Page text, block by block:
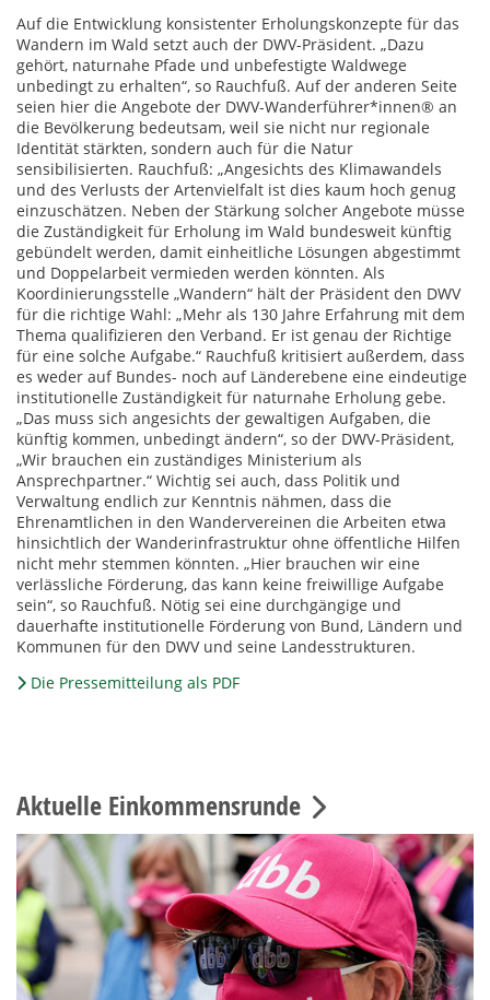
Auf die Entwicklung konsistenter Erholungskonzepte für das
Wandern im Wald setzt auch der DWV-Präsident. „Dazu
gehört, naturnahe Pfade und unbefestigte Waldwege
unbedingt zu erhalten“, so Rauchfuß. Auf der anderen Seite
seien hier die Angebote der DWV-Wanderführer*innen® an
die Bevölkerung bedeutsam, weil sie nicht nur regionale
Identität stärkten, sondern auch für die Natur
sensibilisierten. Rauchfuß: „Angesichts des Klimawandels
und des Verlusts der Artenvielfalt ist dies kaum hoch genug
einzuschätzen. Neben der Stärkung solcher Angebote müsse
die Zuständigkeit für Erholung im Wald bundesweit künftig
gebündelt werden, damit einheitliche Lösungen abgestimmt
und Doppelarbeit vermieden werden könnten. Als
Koordinierungsstelle „Wandern“ hält der Präsident den DWV
für die richtige Wahl: „Mehr als 130 Jahre Erfahrung mit dem
Thema qualifizieren den Verband. Er ist genau der Richtige
für eine solche Aufgabe.“ Rauchfuß kritisiert außerdem, dass
es weder auf Bundes- noch auf Länderebene eine eindeutige
institutionelle Zuständigkeit für naturnahe Erholung gebe.
„Das muss sich angesichts der gewaltigen Aufgaben, die
künftig kommen, unbedingt ändern“, so der DWV-Präsident,
„Wir brauchen ein zuständiges Ministerium als
Ansprechpartner.“ Wichtig sei auch, dass Politik und
Verwaltung endlich zur Kenntnis nähmen, dass die
Ehrenamtlichen in den Wandervereinen die Arbeiten etwa
hinsichtlich der Wanderinfrastruktur ohne öffentliche Hilfen
nicht mehr stemmen könnten. „Hier brauchen wir eine
verlässliche Förderung, das kann keine freiwillige Aufgabe
sein“, so Rauchfuß. Nötig sei eine durchgängige und
dauerhafte institutionelle Förderung von Bund, Ländern und
Kommunen für den DWV und seine Landesstrukturen.
Die Pressemitteilung als PDF
Aktuelle Einkommensrunde